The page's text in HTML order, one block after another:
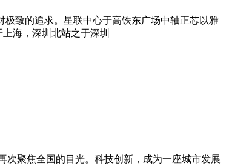
致的追求。星联中心于高铁东广场中轴正芯以雅
海，深圳北站之于深圳
次聚焦全国的目光。科技创新，成为一座城市发展